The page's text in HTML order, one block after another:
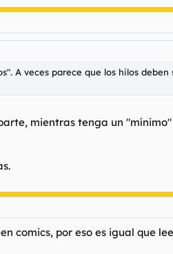
A veces parece que los hilos
mientras tenga un
comics, por eso es igual que